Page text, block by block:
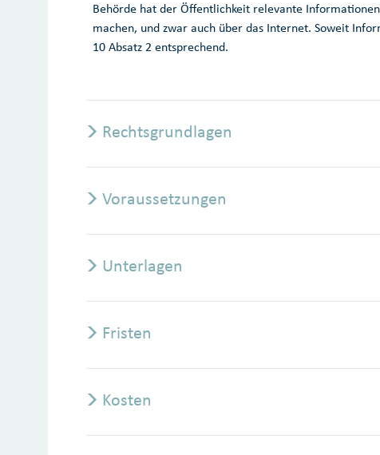
Behörde hat der Öffentlichkeit relevante
machen, und zwar auch über das Internet. Soweit
10 Absatz 2 entsprechend.
Rechtsgrundlagen
Voraussetzungen
Unterlagen
Fristen
Kosten